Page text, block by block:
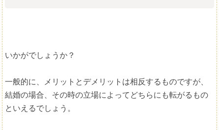
いかがでしょうか？
一般的に、メリットとデメリットは相反するものですが、
結婚の場合、その時の立場によってどちらにも転がるもの
といえるでしょう。